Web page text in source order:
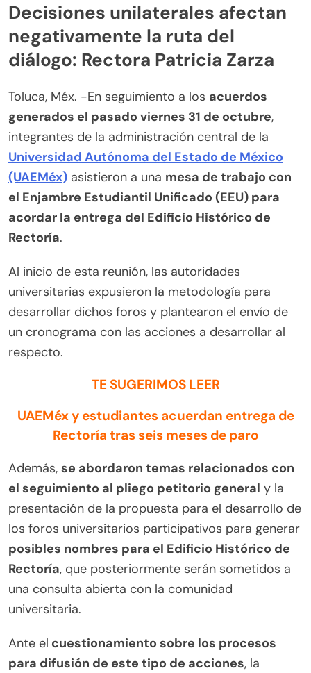
Decisiones unilaterales afectan
negativamente la ruta del
diálogo: Rectora Patricia Zarza
Toluca, Méx. -En seguimiento a los acuerdos
generados el pasado viernes 31 de octubre,
integrantes de la administración central de la
Universidad Autónoma del Estado de México
(UAEMéx) asistieron a una mesa de trabajo con
el Enjambre Estudiantil Unificado (EEU) para
acordar la entrega del Edificio Histórico de
Rectoría.
Al inicio de esta reunión, las autoridades
universitarias expusieron la metodología para
desarrollar dichos foros y plantearon el envío de
un cronograma con las acciones a desarrollar al
respecto.
TE SUGERIMOS LEER
UAEMéx y estudiantes acuerdan entrega de
Rectoría tras seis meses de paro
Además, se abordaron temas relacionados con
el seguimiento al pliego petitorio general y la
presentación de la propuesta para el desarrollo de
los foros universitarios participativos para generar
posibles nombres para el Edificio Histórico de
Rectoría, que posteriormente serán sometidos a
una consulta abierta con la comunidad
universitaria.
Ante el cuestionamiento sobre los procesos
para difusión de este tipo de acciones, la